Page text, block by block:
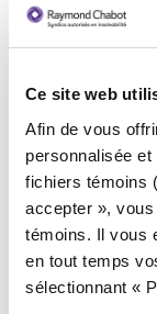
Ce site web
Afin de vous
personnalisée
fichiers témoins
accepter »,
témoins. Il vous
en tout temps
sélectionnant «
Nathalie
son travail.
pour aider
organisme
gérer leurs